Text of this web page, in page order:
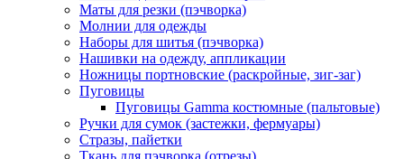
Маты для резки (пэчворка)
Молнии для одежды
Наборы для шитья (пэчворка)
Нашивки на одежду, аппликации
Ножницы портновские (раскройные, зиг-заг)
Пуговицы
Пуговицы Gamma костюмные (пальтовые)
Ручки для сумок (застежки, фермуары)
Стразы, пайетки
Ткань для пэчворка (отрезы)